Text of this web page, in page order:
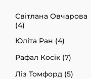
Світлана Овчарова
(4)
Юліта Ран (4)
Рафал Косік (7)
Ліз Томфорд (5)